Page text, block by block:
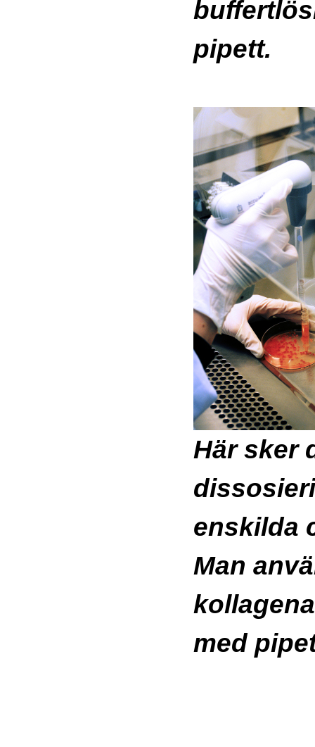
pipett.
Här sker
enskilda
Man
med